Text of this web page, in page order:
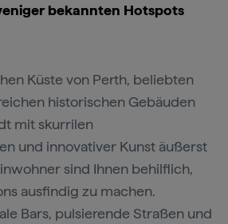
bekannten Hotspots
Küste von Perth, beliebten
historischen Gebäuden
mit skurrilen
und innovativer Kunst äußerst
sind Ihnen behilflich,
ausfindig zu machen.
Bars, pulsierende Straßen und